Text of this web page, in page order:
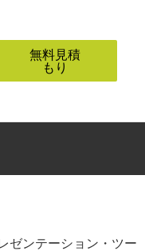
無料見積
もり
ゼンテーション・ツー